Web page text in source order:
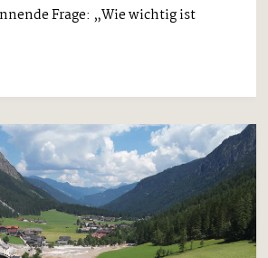
Frage: „Wie wichtig ist